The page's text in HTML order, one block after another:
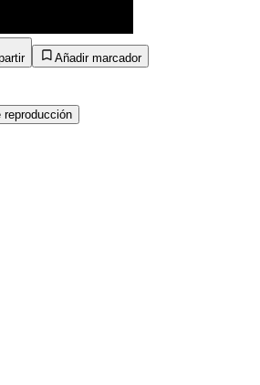
Añadir marcador